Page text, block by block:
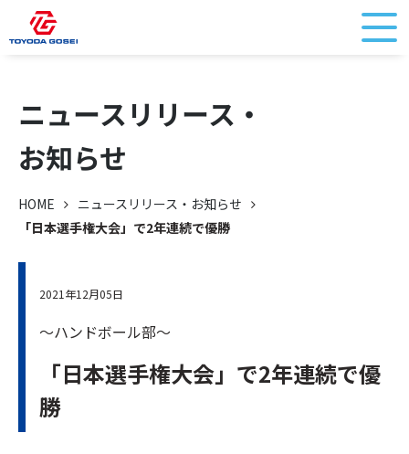
ニュースリリース・
お知らせ
HOME
ニュースリリース・お知らせ
「日本選手権大会」で2年連続で優勝
2021年12月05日
～ハンドボール部～
「日本選手権大会」で2年連続で優
勝